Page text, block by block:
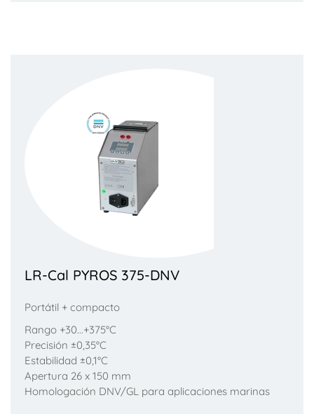
LR-Cal PYROS 375-DNV
Portátil + compacto
Rango +30...+375°C
Precisión ±0,35°C
Estabilidad ±0,1°C
Apertura 26 x 150 mm
Homologación DNV/GL para aplicaciones marinas